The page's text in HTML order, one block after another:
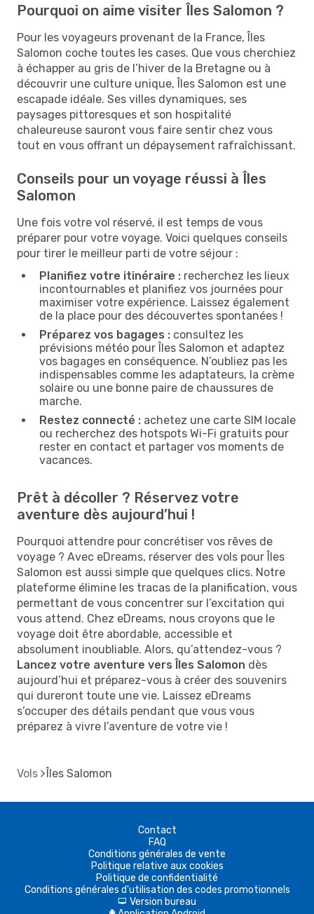
Pourquoi on aime visiter Îles Salomon ?
Pour les voyageurs provenant de la France, Îles
Salomon coche toutes les cases. Que vous cherchiez
à échapper au gris de l’hiver de la Bretagne ou à
découvrir une culture unique, Îles Salomon est une
escapade idéale. Ses villes dynamiques, ses
paysages pittoresques et son hospitalité
chaleureuse sauront vous faire sentir chez vous
tout en vous offrant un dépaysement rafraîchissant.
Conseils pour un voyage réussi à Îles
Salomon
Une fois votre vol réservé, il est temps de vous
préparer pour votre voyage. Voici quelques conseils
pour tirer le meilleur parti de votre séjour :
Planifiez votre itinéraire : recherchez les lieux
incontournables et planifiez vos journées pour
maximiser votre expérience. Laissez également
de la place pour des découvertes spontanées !
Préparez vos bagages : consultez les
prévisions météo pour Îles Salomon et adaptez
vos bagages en conséquence. N’oubliez pas les
indispensables comme les adaptateurs, la crème
solaire ou une bonne paire de chaussures de
marche.
Restez connecté : achetez une carte SIM locale
ou recherchez des hotspots Wi-Fi gratuits pour
rester en contact et partager vos moments de
vacances.
Prêt à décoller ? Réservez votre
aventure dès aujourd’hui !
Pourquoi attendre pour concrétiser vos rêves de
voyage ? Avec eDreams, réserver des vols pour Îles
Salomon est aussi simple que quelques clics. Notre
plateforme élimine les tracas de la planification, vous
permettant de vous concentrer sur l’excitation qui
vous attend. Chez eDreams, nous croyons que le
voyage doit être abordable, accessible et
absolument inoubliable. Alors, qu’attendez-vous ?
Lancez votre aventure vers Îles Salomon dès
aujourd’hui et préparez-vous à créer des souvenirs
qui dureront toute une vie. Laissez eDreams
s’occuper des détails pendant que vous vous
préparez à vivre l’aventure de votre vie !
Vols Îles Salomon
Contact
FAQ
Conditions générales de vente
Politique relative aux cookies
Politique de confidentialité
Conditions générales d'utilisation des codes promotionnels
d Version bureau